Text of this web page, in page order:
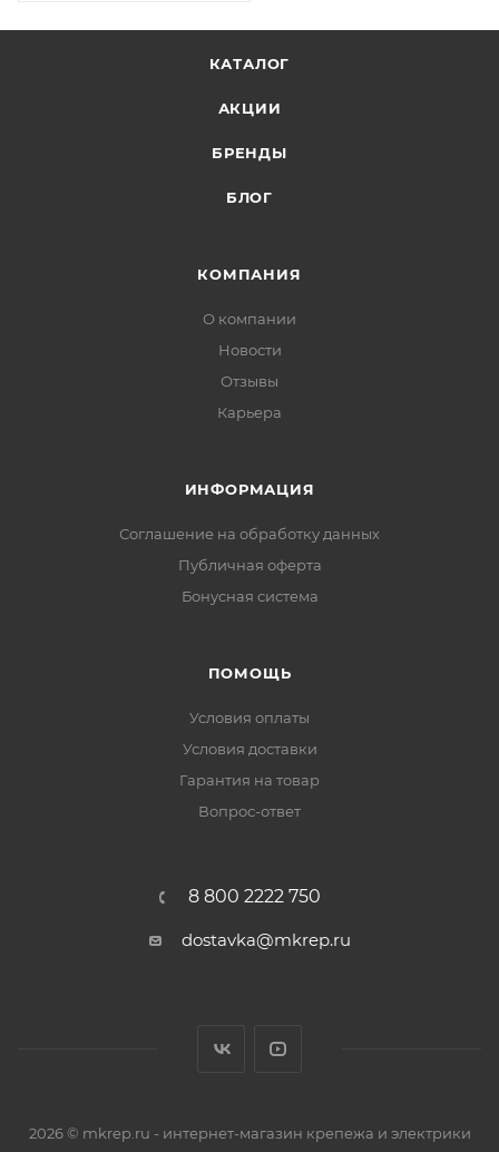
КАТАЛОГ
АКЦИИ
БРЕНДЫ
БЛОГ
КОМПАНИЯ
О компании
Новости
Отзывы
Карьера
ИНФОРМАЦИЯ
Соглашение на обработку данных
Публичная оферта
Бонусная система
ПОМОЩЬ
Условия оплаты
Условия доставки
Гарантия на товар
Вопрос-ответ
8 800 2222 750
dostavka@mkrep.ru
2026 © mkrep.ru - интернет-магазин крепежа и электрики